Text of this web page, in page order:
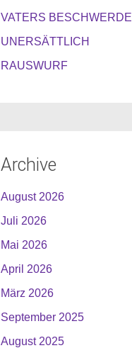
VATERS BESCHWERDE
UNERSÄTTLICH
RAUSWURF
Archive
August 2026
Juli 2026
Mai 2026
April 2026
März 2026
September 2025
August 2025